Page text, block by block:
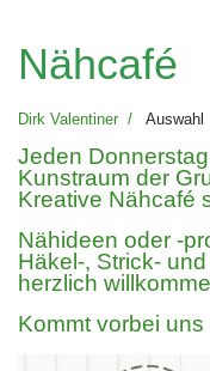
MiLe
Nähcafé
Dirk Valentiner Auswahl
Jeden
Kunstraum der
Kreative Nähcafé
Nähideen oder -
Häkel-, Strick-
herzlich
Kommt vorbei